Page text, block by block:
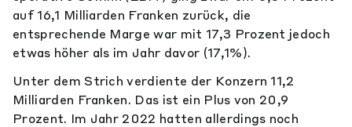
auf 16,1 Milliarden Franken zurück, die
entsprechende Marge war mit 17,3 Prozent jedoch
etwas höher als im Jahr davor (17,1%).
Unter dem Strich verdiente der Konzern 11,2
Milliarden Franken. Das ist ein Plus von 20,9
Prozent. Im Jahr 2022 hatten allerdings noch